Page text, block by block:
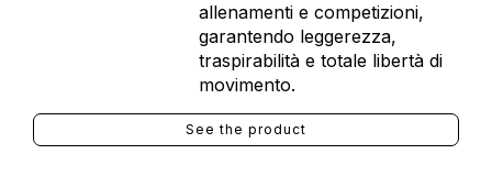
allenamenti e competizioni,
garantendo leggerezza,
traspirabilità e totale libertà di
movimento.
See the product